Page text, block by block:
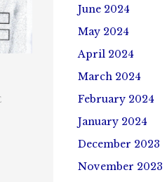
June 2024
May 2024
April 2024
March 2024
February 2024
January 2024
December 2023
November 2023